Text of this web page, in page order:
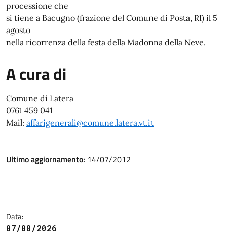
processione che
si tiene a Bacugno (frazione del Comune di Posta, RI) il 5
agosto
nella ricorrenza della festa della Madonna della Neve.
A cura di
Comune di Latera
0761 459 041
Mail: affarigenerali@comune.latera.vt.it
Ultimo aggiornamento: 14/07/2012
Data:
07/08/2026